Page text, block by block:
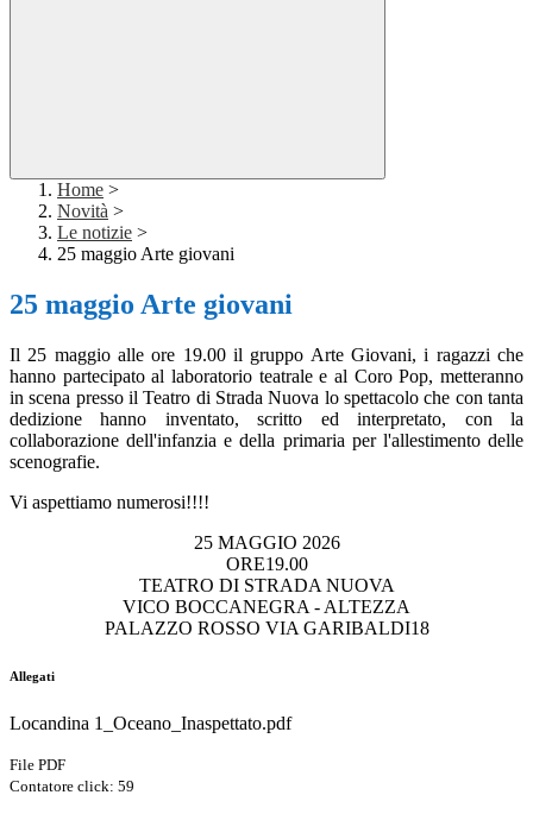
Home >
Novità >
Le notizie >
25 maggio Arte giovani
25 maggio Arte giovani
Il 25 maggio alle ore 19.00 il gruppo Arte Giovani, i ragazzi che
hanno partecipato al laboratorio teatrale e al Coro Pop, metteranno
in scena presso il Teatro di Strada Nuova lo spettacolo che con tanta
dedizione hanno inventato, scritto ed interpretato, con la
collaborazione dell'infanzia e della primaria per l'allestimento delle
scenografie.
Vi aspettiamo numerosi!!!!
25 MAGGIO 2026
ORE19.00
TEATRO DI STRADA NUOVA
VICO BOCCANEGRA - ALTEZZA
PALAZZO ROSSO VIA GARIBALDI18
Allegati
Locandina 1_Oceano_Inaspettato.pdf
File PDF
Contatore click: 59